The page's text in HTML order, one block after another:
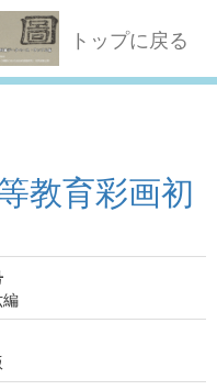
トップに戻る
教育彩画初